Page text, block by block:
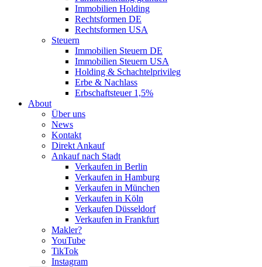
Immobilien Holding
Rechtsformen DE
Rechtsformen USA
Steuern
Immobilien Steuern DE
Immobilien Steuern USA
Holding & Schachtelprivileg
Erbe & Nachlass
Erbschaftsteuer 1,5%
About
Über uns
News
Kontakt
Direkt Ankauf
Ankauf nach Stadt
Verkaufen in Berlin
Verkaufen in Hamburg
Verkaufen in München
Verkaufen in Köln
Verkaufen Düsseldorf
Verkaufen in Frankfurt
Makler?
YouTube
TikTok
Instagram